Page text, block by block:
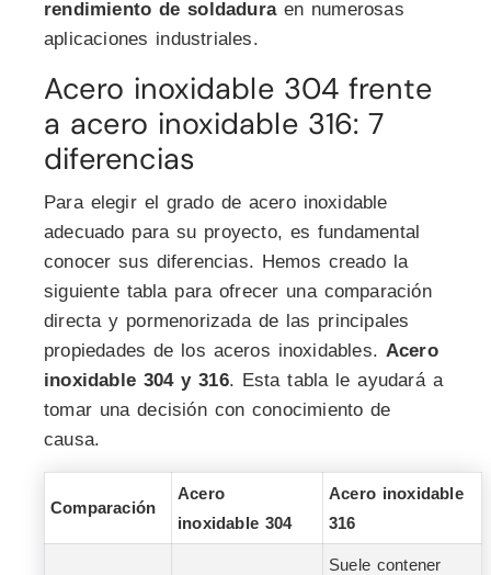
rendimiento de soldaduraen numerosas
aplicaciones industriales.
Acero inoxidable 304 frente
a acero inoxidable 316: 7
diferencias
Para elegir el grado de acero inoxidable
adecuado para su proyecto, es fundamental
conocer sus diferencias. Hemos creado la
siguiente tabla para ofrecer una comparación
directa y pormenorizada de las principales
propiedades de los aceros inoxidables. Acero
inoxidable 304 y 316. Esta tabla le ayudará a
tomar una decisión con conocimiento de
causa.
Comparación
Acero
inoxidable 304
Acero inoxidable
316
Suele contener